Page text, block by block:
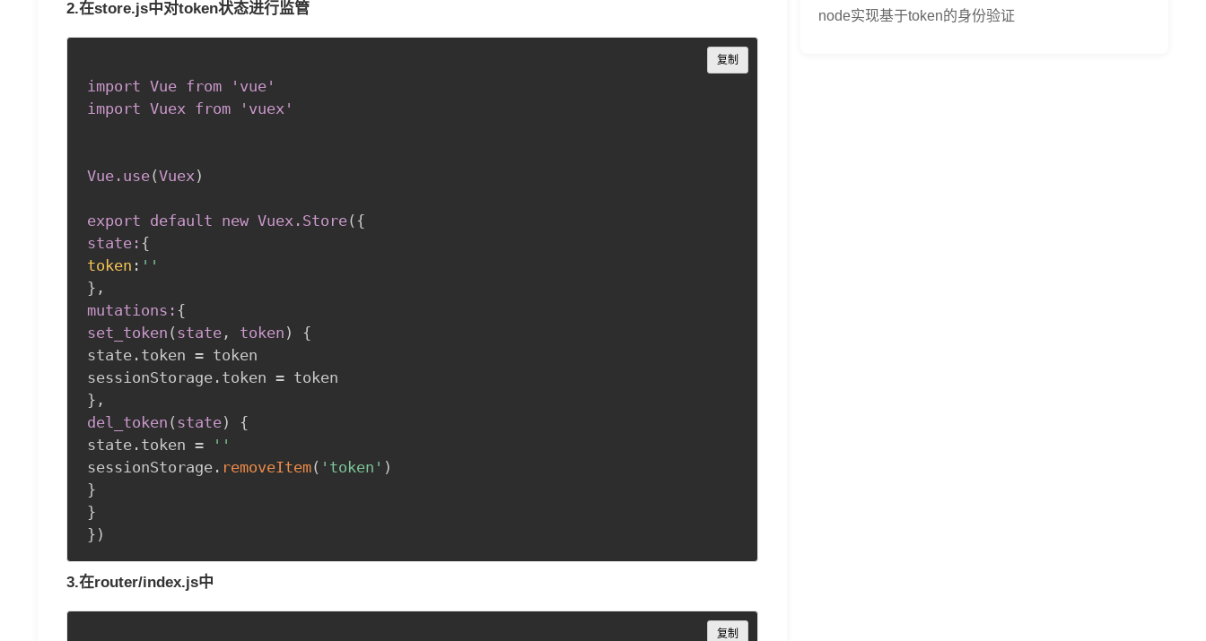
2.在store.js中对token状态进行监管
import Vue from 'vue'
import Vuex from 'vuex'
Vue .use(Vuex )
export default new Vuex .Store( {
state: {
token : ''
} ,
mutations: {
set_token ( state , token )
{
state.token = token
} ,
del_token ( state)
{
state.token =
''
sessionStorage. removeItem( 'token' )
}
}
} )
复制
Copy
3.在router/index.js中
复制
Copy
node实现基于token的身份验证